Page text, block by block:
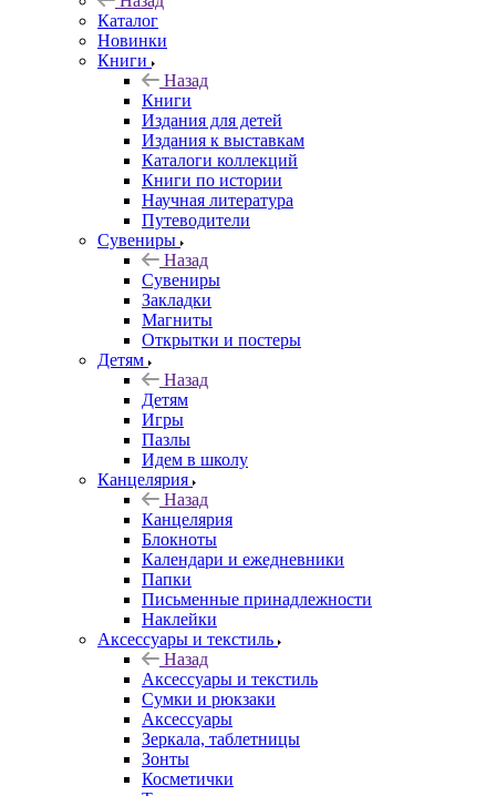
Каталог
Новинки
Книги
Назад
Книги
Издания для детей
Издания к выставкам
Каталоги коллекций
Книги по истории
Научная литература
Путеводители
Сувениры
Назад
Сувениры
Закладки
Магниты
Открытки и постеры
Детям
Назад
Детям
Игры
Пазлы
Идем в школу
Канцелярия
Назад
Канцелярия
Блокноты
Календари и ежедневники
Папки
Письменные принадлежности
Наклейки
Аксессуары и текстиль
Назад
Аксессуары и текстиль
Сумки и рюкзаки
Аксессуары
Зеркала, таблетницы
Зонты
Косметички